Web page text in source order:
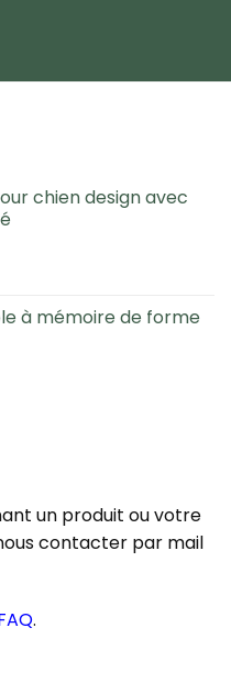
chien design avec
à mémoire de forme
un produit ou votre
contacter par mail
.